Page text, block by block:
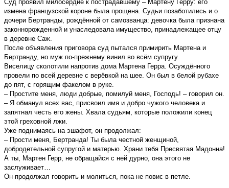
Суд проявил милосердие к пострадавшему – Мартену Герру: его
измена французской короне была прощена. Судьи позаботились и о
дочери Бертранды, рождённой от самозванца: девочка была признана
законнорожденной и унаследовала имущество, принадлежащее отцу
в деревне Саж.
После объявления приговора суд пытался примирить Мартена и
Бертранду, но муж по-прежнему винил во всём супругу.
Виселицу сколотили напротив дома Мартена Герра. Осуждённого
провели по всей деревне с верёвкой на шее. Он был в белой рубахе
до пят, с горящим факелом в руке.
– Простите меня, люди добрые, помилуй меня, Господь! – говорил он.
– Я обманул всех вас, присвоил имя и добро чужого человека и
запятнал честь его жены. Хвала судьям, которые положили конец
этой греховной лжи.
Уже поднимаясь на эшафот, он продолжал:
– Прости меня, Бертранда! Ты была честной женщиной,
добродетельной супругой и матерью. Храни тебя Пресвятая Мадонна!
А ты, Мартен Герр, не обращайся с ней дурно, она этого не
заслуживает…
Он продолжал говорить и молиться, пока не повис в петле.